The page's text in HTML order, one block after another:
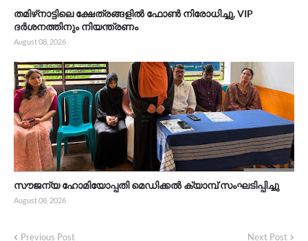
തമിഴ്‌നാട്ടിലെ ക്ഷേത്രങ്ങളിൽ ഫോൺ നിരോധിച്ചു, VIP
ദർശനത്തിനും നിയന്ത്രണം
August 08, 2026
സൗജന്യ ഹോമിയോപ്പതി മെഡിക്കൽ ക്യാമ്പ് സംഘടിപ്പിച്ചു
August 08, 2026
Previous Post Next Post